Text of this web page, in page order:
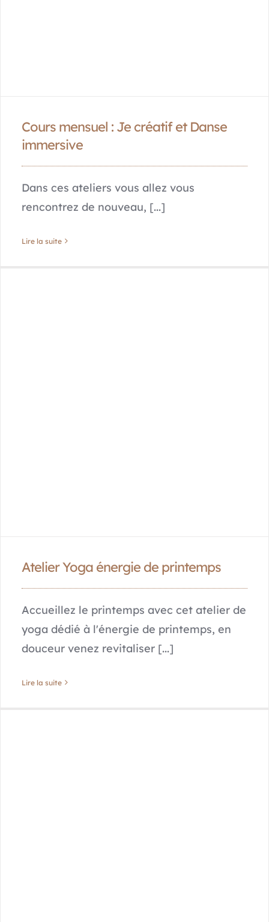
Cours mensuel : Je créatif et Danse
immersive
Dans ces ateliers vous allez vous
rencontrez de nouveau, [...]
Lire la suite
Atelier Yoga énergie de printemps
Accueillez le printemps avec cet atelier de
yoga dédié à l'énergie de printemps, en
douceur venez revitaliser [...]
Lire la suite